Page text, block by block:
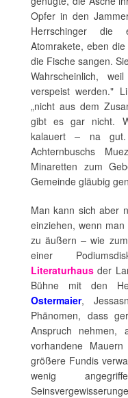
Opfer in den
Herrschinger die
Atomrakete, eben
die Fische sangen.
Wahrscheinlich,
verspeist werden."
„nicht aus dem
gibt es gar nicht.
kalauert– na gut.
Achternbuschs
Minaretten zum
Gemeinde gläubig
Man kann sich aber
einziehen, wenn
zu äußern– wie
einer
Literaturhaus der
Bühne mit den
Ostermaier,
Phänomen, dass
Anspruch nehmen,
vorhandene
größere Fundis
wenig